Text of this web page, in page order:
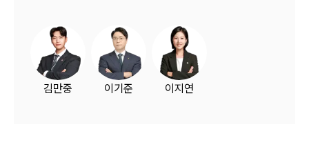
김만중 이기준 이지연